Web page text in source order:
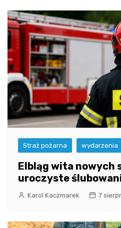
Straż pożarna wydarzenia
Elbląg wita nowych
uroczyste
Karol Kaczmarek 7